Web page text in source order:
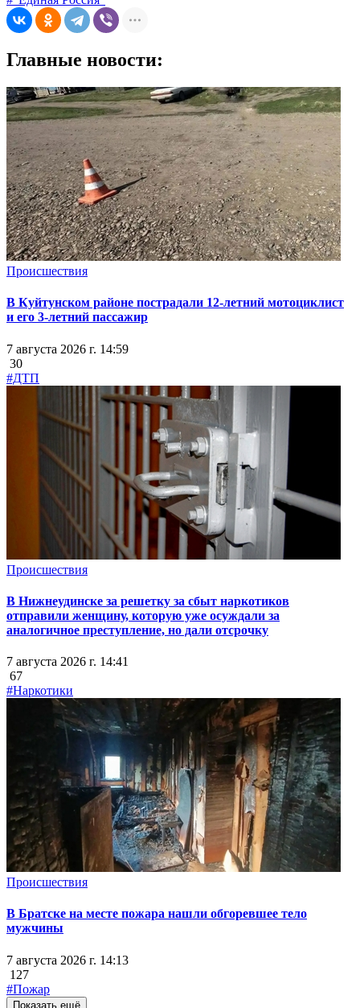
Главные новости:
Происшествия
В Куйтунском районе пострадали 12-летний мотоциклист
и его 3-летний пассажир
7 августа 2026 г. 14:59
30
#ДТП
Происшествия
В Нижнеудинске за решетку за сбыт наркотиков
отправили женщину, которую уже осуждали за
аналогичное преступление, но дали отсрочку
7 августа 2026 г. 14:41
67
#Наркотики
Происшествия
В Братске на месте пожара нашли обгоревшее тело
мужчины
7 августа 2026 г. 14:13
127
#Пожар
Показать ещё